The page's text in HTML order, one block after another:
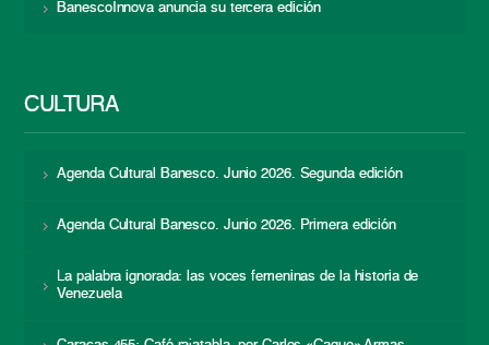
BanescoInnova anuncia su tercera edición
CULTURA
Agenda Cultural Banesco. Junio 2026. Segunda edición
Agenda Cultural Banesco. Junio 2026. Primera edición
La palabra ignorada: las voces femeninas de la historia de
Venezuela